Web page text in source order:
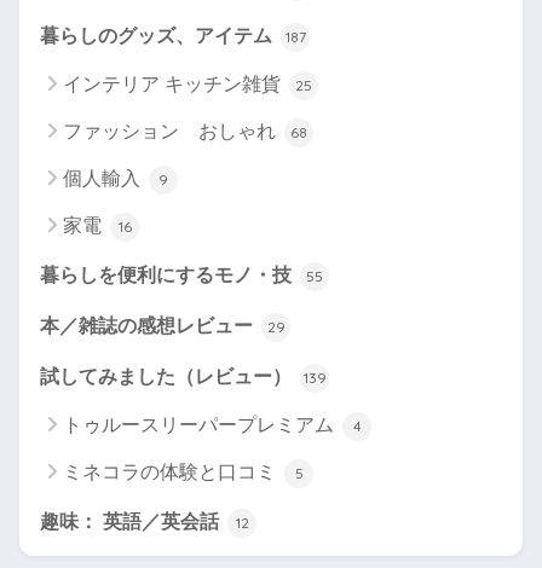
暮らしのグッズ、アイテム 187
インテリア キッチン雑貨 25
ファッション おしゃれ 68
個人輸入 9
家電 16
暮らしを便利にするモノ・技 55
本／雑誌の感想レビュー 29
試してみました（レビュー） 139
トゥルースリーパープレミアム 4
ミネコラの体験と口コミ 5
趣味： 英語／英会話 12